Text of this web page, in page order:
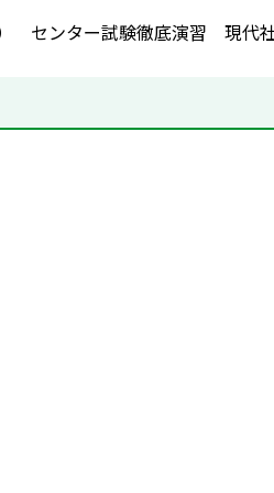
センター試験徹底演習 現代